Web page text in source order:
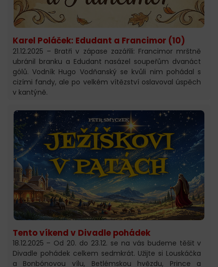
Karel Poláček: Edudant a Francimor (10)
21.12.2025 – Bratři v zápase zazářili: Francimor mrštně
ubránil branku a Edudant nasázel soupeřům dvanáct
gólů. Vodník Hugo Vodňanský se kvůli nim pohádal s
cizími fandy, ale po velkém vítězství oslavoval úspěch
v kantýně.
Tento víkend v Divadle pohádek
18.12.2025 – Od 20. do 23.12. se na vás budeme těšit v
Divadle pohádek celkem sedmkrát. Užijte si Louskáčka
a Bonbónovou vílu, Betlémskou hvězdu, Prince a